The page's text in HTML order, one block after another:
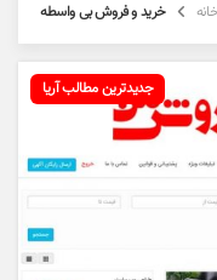
خانه خرید و فروش بی واسطه
جدیدترین مطالب آریا